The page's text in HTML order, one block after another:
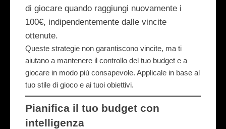
di giocare quando raggiungi nuovamente i
100€, indipendentemente dalle vincite
ottenute.
Queste strategie non garantiscono vincite, ma ti
aiutano a mantenere il controllo del tuo budget e a
giocare in modo più consapevole. Applicale in base al
tuo stile di gioco e ai tuoi obiettivi.
Pianifica il tuo budget con
intelligenza